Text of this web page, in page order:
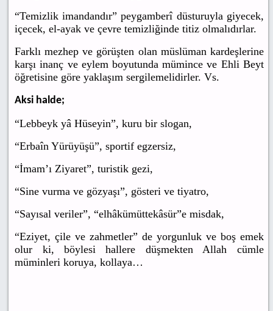
“Temizlik imandandır” peygamberî düsturuyla giyecek,
içecek, el-ayak ve çevre temizliğinde titiz olmalıdırlar.
Farklı mezhep ve görüşten olan müslüman kardeşlerine
karşı inanç ve eylem boyutunda mümince ve Ehli Beyt
öğretisine göre yaklaşım sergilemelidirler. Vs.
Aksi halde;
“Lebbeyk yâ Hüseyin”, kuru bir slogan,
“Erbaîn Yürüyüşü”, sportif egzersiz,
“İmam’ı Ziyaret”, turistik gezi,
“Sine vurma ve gözyaşı”, gösteri ve tiyatro,
“Sayısal veriler”, “elhâkümüttekâsür”e misdak,
“Eziyet, çile ve zahmetler” de yorgunluk ve boş emek
olur ki, böylesi hallere düşmekten Allah cümle
müminleri koruya, kollaya…